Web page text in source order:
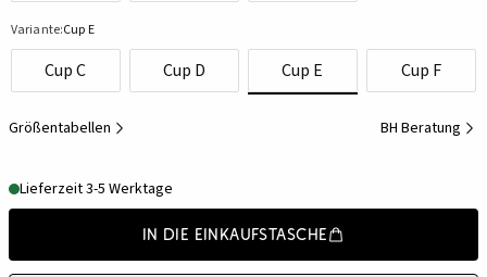
Variante:Cup E
Cup C Cup D Cup E Cup F
Größentabellen BH Beratung
Lieferzeit 3-5 Werktage
In die Einkaufstasche